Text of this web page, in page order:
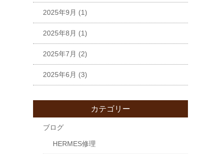
2025年9月 (1)
2025年8月 (1)
2025年7月 (2)
2025年6月 (3)
カテゴリー
ブログ
HERMES修理